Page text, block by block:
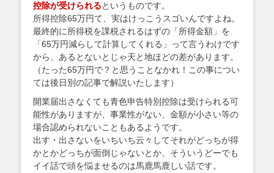
控除が受けられるというものです。
所得控除65万円て、実はけっこうスゴいんですよね。
最終的に所得税を課税されるはずの「所得金額」を
「65万円減らして計算してくれる」って言うわけです
から、あるとないとじゃ天と地ほどの差があります。
（たった65万円で？と思うことなかれ！この事につい
ては後日別の記事で解説いたします）
開業届出さなくても青色申告特別控除は受けられる可
能性がありますが、事業性がない、金額が小さい等の
場合認められないこともあるようです。
出す・出さないをいちいち云々してそれがどっちが得
かとかどっちが面倒じゃないとか、そういうどーでも
イイ話で頭を悩ませるのは馬鹿馬鹿しい話です。